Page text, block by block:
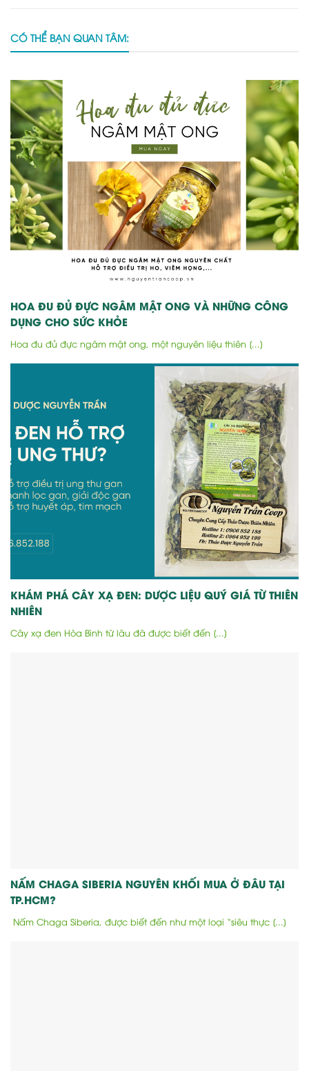
CÓ THỂ BẠN QUAN TÂM:
HOA ĐU ĐỦ ĐỰC NGÂM MẬT ONG VÀ NHỮNG CÔNG
DỤNG CHO SỨC KHỎE
Hoa đu đủ đực ngâm mật ong, một nguyên liệu thiên [...]
KHÁM PHÁ CÂY XẠ ĐEN: DƯỢC LIỆU QUÝ GIÁ TỪ THIÊN
NHIÊN
Cây xạ đen Hòa Bình từ lâu đã được biết đến [...]
NẤM CHAGA SIBERIA NGUYÊN KHỐI MUA Ở ĐÂU TẠI
TP.HCM?
Nấm Chaga Siberia, được biết đến như một loại “siêu thực [...]